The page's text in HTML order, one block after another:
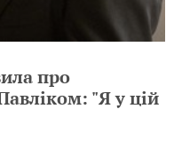
про
"Я у цій